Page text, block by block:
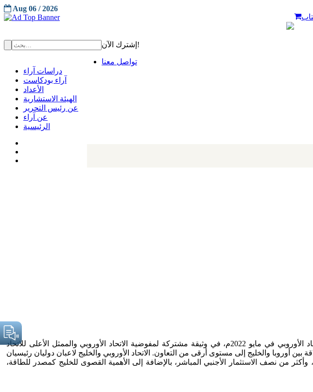
Aug 06 / 2026
إشترك الآن!
تواصل معنا
دراسات آراء
آراء بودكاست
الأعداد
الهيئة الاستشارية
عن رئيس التحرير
عن آراء
الرئيسية
يتجه الاتحاد الأوروبي ومجلس التعاون الخليجي إلى تأسيس شراكة استراتيجية بينهما. هذا هو ما أعلنه الاتحاد الأوروبي في مايو 2022م، في وثيقة مشتركة لمفوضية الاتحاد الأوروبي والممثل الأعلى للاتحاد
أوروبا والخليج إلى مستوى أرقى من التعاون. الاتحاد الأوروبي والخليج لاعبان دوليان رئيسيان
20% من الناتج المحلي الإجمالي العالمي، 17.5% من التجارة الدولية، وأكثر من نصف الاستثمار الأجنبي المباشر، بالإضافة إلى الأهمية القصوى للخليج كمصدر للطاقة،